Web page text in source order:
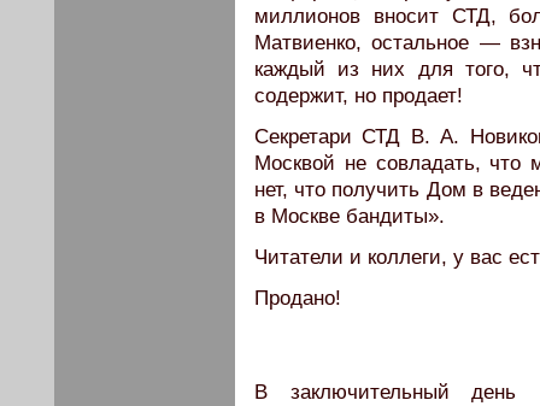
миллионов вносит СТД,
Матвиенко, остальное —
каждый из них для того,
содержит, но продает!
Секретари СТД В. А.
Москвой не совладать, что
нет, что получить Дом в
в Москве бандиты».
Читатели и коллеги, у вас
Продано!
В заключительный день